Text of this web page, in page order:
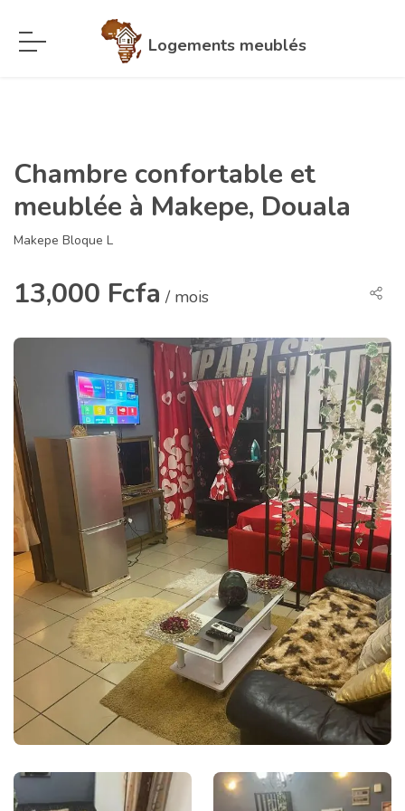
Logements meublés
Chambre confortable et
meublée à Makepe, Douala
Makepe Bloque L
13,000 Fcfa / mois